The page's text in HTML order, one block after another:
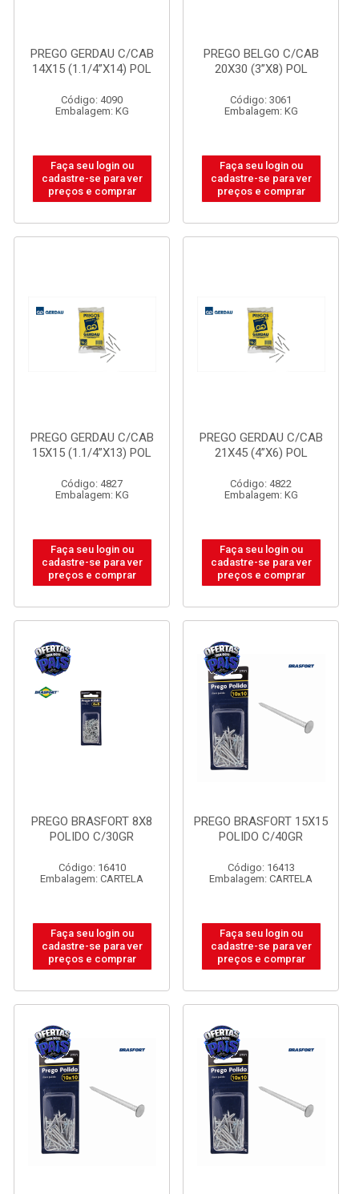
PREGO GERDAU C/CAB
14X15 (1.1/4”X14) POL
Código: 4090
Embalagem: KG
Faça seu login ou
cadastre-se para ver
preços e comprar
PREGO BELGO C/CAB
20X30 (3”X8) POL
Código: 3061
Embalagem: KG
Faça seu login ou
cadastre-se para ver
preços e comprar
PREGO GERDAU C/CAB
15X15 (1.1/4”X13) POL
Código: 4827
Embalagem: KG
Faça seu login ou
cadastre-se para ver
preços e comprar
PREGO GERDAU C/CAB
21X45 (4”X6) POL
Código: 4822
Embalagem: KG
Faça seu login ou
cadastre-se para ver
preços e comprar
PREGO BRASFORT 8X8
POLIDO C/30GR
Código: 16410
Embalagem: CARTELA
Faça seu login ou
cadastre-se para ver
preços e comprar
PREGO BRASFORT 15X15
POLIDO C/40GR
Código: 16413
Embalagem: CARTELA
Faça seu login ou
cadastre-se para ver
preços e comprar